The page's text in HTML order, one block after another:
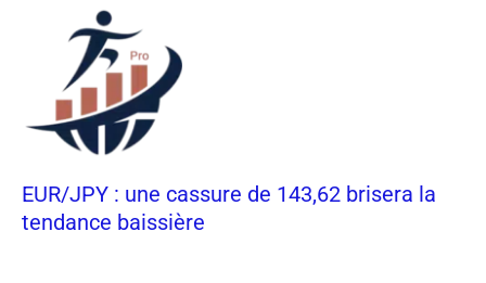
EUR/JPY : une cassure de 143,62 brisera la
tendance baissière